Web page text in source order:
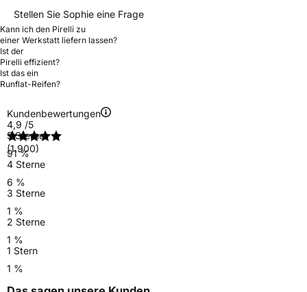
Stellen Sie Sophie eine Frage
Kann ich den Pirelli zu
einer Werkstatt liefern lassen?
Ist der
Pirelli effizient?
Ist das ein
Runflat-Reifen?
Kundenbewertungen
4,9 /5
(1.900)
5 Sterne
91 %
4 Sterne
6 %
3 Sterne
1 %
2 Sterne
1 %
1 Stern
1 %